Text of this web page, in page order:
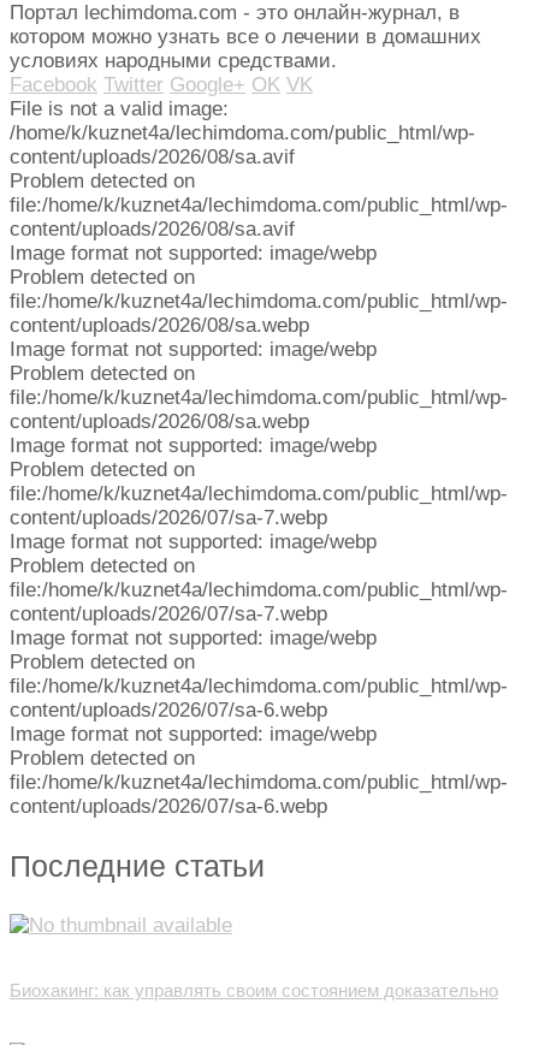
Портал lechimdoma.com - это онлайн-журнал, в
котором можно узнать все о лечении в домашних
условиях народными средствами.
Facebook Twitter Google+ OK VK
File is not a valid image:
/home/k/kuznet4a/lechimdoma.com/public_html/wp-
content/uploads/2026/08/sa.avif
Problem detected on
file:/home/k/kuznet4a/lechimdoma.com/public_html/wp-
content/uploads/2026/08/sa.avif
Image format not supported: image/webp
Problem detected on
file:/home/k/kuznet4a/lechimdoma.com/public_html/wp-
content/uploads/2026/08/sa.webp
Image format not supported: image/webp
Problem detected on
file:/home/k/kuznet4a/lechimdoma.com/public_html/wp-
content/uploads/2026/08/sa.webp
Image format not supported: image/webp
Problem detected on
file:/home/k/kuznet4a/lechimdoma.com/public_html/wp-
content/uploads/2026/07/sa-7.webp
Image format not supported: image/webp
Problem detected on
file:/home/k/kuznet4a/lechimdoma.com/public_html/wp-
content/uploads/2026/07/sa-7.webp
Image format not supported: image/webp
Problem detected on
file:/home/k/kuznet4a/lechimdoma.com/public_html/wp-
content/uploads/2026/07/sa-6.webp
Image format not supported: image/webp
Problem detected on
file:/home/k/kuznet4a/lechimdoma.com/public_html/wp-
content/uploads/2026/07/sa-6.webp
Последние статьи
Биохакинг: как управлять своим состоянием доказательно